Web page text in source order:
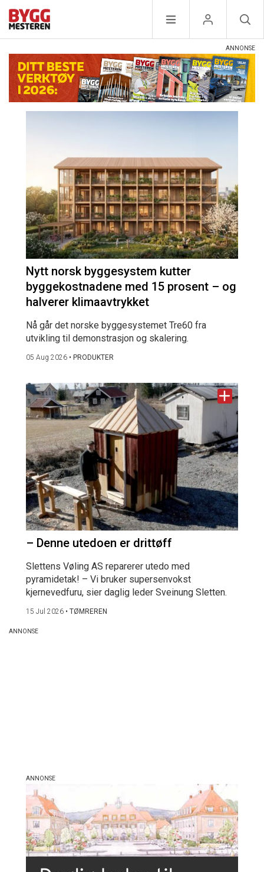
Nytt norsk byggesystem kutter
byggekostnadene med 15 prosent – og
halverer klimaavtrykket
Nå går det norske byggesystemet Tre60 fra
utvikling til demonstrasjon og skalering.
05 Aug 2026 • PRODUKTER
– Denne utedoen er drittøff
Slettens Vøling AS reparerer utedo med
pyramidetak! – Vi bruker supersenvokst
kjernevedfuru, sier daglig leder Sveinung Sletten.
15 Jul 2026 • TØMREREN